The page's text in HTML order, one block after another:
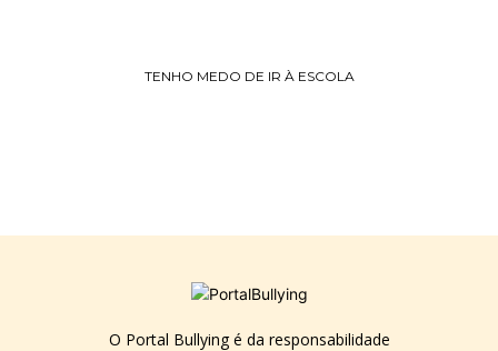
TENHO MEDO DE IR À ESCOLA
O Portal Bullying é da responsabilidade